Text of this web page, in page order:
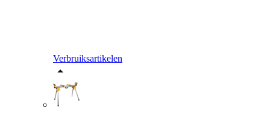
Verbruiksartikelen